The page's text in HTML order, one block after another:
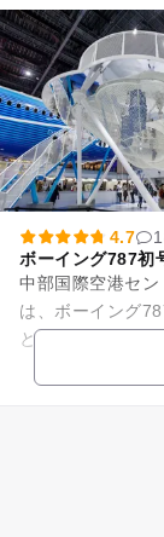
ング
4.7
ボーイング787初
中部国際空港セ
は、ボーイング
と、ボーイング
「シアトルテラ